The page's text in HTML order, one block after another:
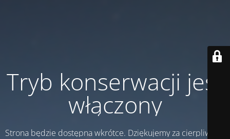
Tryb konserwacji jest
włączony
Strona będzie dostępna wkrótce. Dziękujemy za cierpliwość!